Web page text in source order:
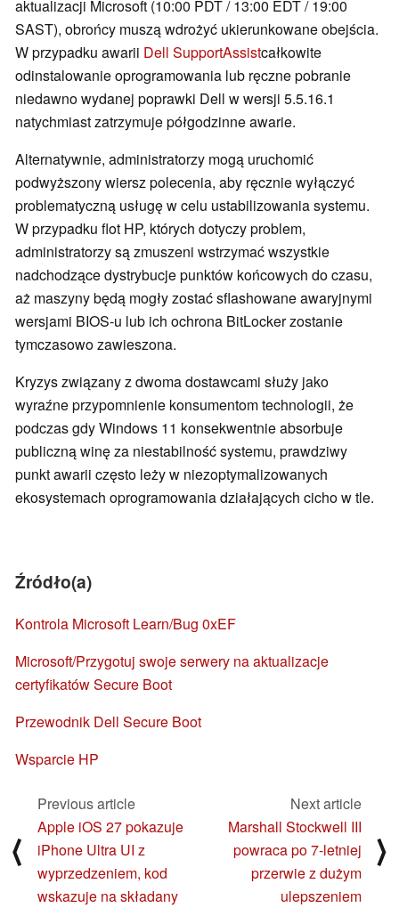
aktualizacji Microsoft (10:00 PDT / 13:00 EDT / 19:00
SAST), obrońcy muszą wdrożyć ukierunkowane obejścia.
W przypadku awarii Dell SupportAssistcałkowite
odinstalowanie oprogramowania lub ręczne pobranie
niedawno wydanej poprawki Dell w wersji 5.5.16.1
natychmiast zatrzymuje półgodzinne awarie.
Alternatywnie, administratorzy mogą uruchomić
podwyższony wiersz polecenia, aby ręcznie wyłączyć
problematyczną usługę w celu ustabilizowania systemu.
W przypadku flot HP, których dotyczy problem,
administratorzy są zmuszeni wstrzymać wszystkie
nadchodzące dystrybucje punktów końcowych do czasu,
aż maszyny będą mogły zostać sflashowane awaryjnymi
wersjami BIOS-u lub ich ochrona BitLocker zostanie
tymczasowo zawieszona.
Kryzys związany z dwoma dostawcami służy jako
wyraźne przypomnienie konsumentom technologii, że
podczas gdy Windows 11 konsekwentnie absorbuje
publiczną winę za niestabilność systemu, prawdziwy
punkt awarii często leży w niezoptymalizowanych
ekosystemach oprogramowania działających cicho w tle.
Źródło(a)
Kontrola Microsoft Learn/Bug 0xEF
Microsoft/Przygotuj swoje serwery na aktualizacje
certyfikatów Secure Boot
Przewodnik Dell Secure Boot
Wsparcie HP
⟨
Previous article
Apple iOS 27 pokazuje
iPhone Ultra UI z
wyprzedzeniem, kod
wskazuje na składany
Next article
Marshall Stockwell III
powraca po 7-letniej
przerwie z dużym
ulepszeniem
⟩